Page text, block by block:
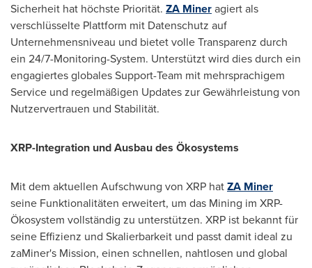
Sicherheit hat höchste Priorität. ZA Mineragiert als
verschlüsselte Plattform mit Datenschutz auf
Unternehmensniveau und bietet volle Transparenz durch
ein 24/7-Monitoring-System. Unterstützt wird dies durch ein
engagiertes globales Support-Team mit mehrsprachigem
Service und regelmäßigen Updates zur Gewährleistung von
Nutzervertrauen und Stabilität.
XRP-Integration und Ausbau des Ökosystems
Mit dem aktuellen Aufschwung von XRP hatZA Miner
seine Funktionalitäten erweitert, um das Mining im XRP-
Ökosystem vollständig zu unterstützen. XRP ist bekannt für
seine Effizienz und Skalierbarkeit und passt damit ideal zu
zaMiner's Mission, einen schnellen, nahtlosen und global